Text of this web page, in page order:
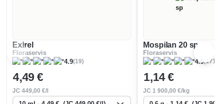
Exirel
Floraservis
4.9(19)
4,49 €
JC449,00 €/l
Mospilan 20 sp
Floraservis
4.9(171)
1,14 €
JC 1 900,00 €/kg